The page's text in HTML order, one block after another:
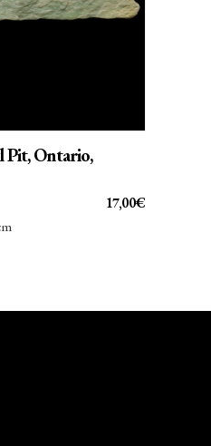
Pit, Ontario,
17,00€